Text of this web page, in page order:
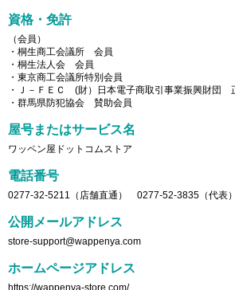
資格・免許
（会員）
・桐生商工会議所 会員
・桐生法人会 会員
・東京商工会議所特別会員
・Ｊ－ＦＥＣ (財）日本電子商取引事業振興財団
・群馬県防犯協会 賛助会員
屋号またはサービス名
ワッペン屋ドットコムストア
電話番号
0277-32-5211（店舗直通） 0277-52-3835（代表）
公開メールアドレス
store-support@wappenya.com
ホームページアドレス